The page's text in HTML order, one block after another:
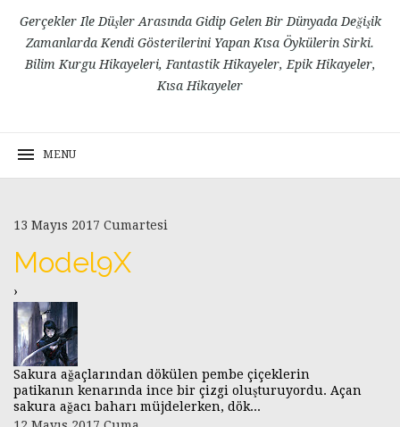
Gerçekler Ile Düşler Arasında Gidip Gelen Bir Dünyada Değişik
Zamanlarda Kendi Gösterilerini Yapan Kısa Öykülerin Sirki.
Bilim Kurgu Hikayeleri, Fantastik Hikayeler, Epik Hikayeler,
Kısa Hikayeler
13 Mayıs 2017 Cumartesi
Model9X
›
Sakura ağaçlarından dökülen pembe çiçeklerin
patikanın kenarında ince bir çizgi oluşturuyordu. Açan
sakura ağacı baharı müjdelerken, dök...